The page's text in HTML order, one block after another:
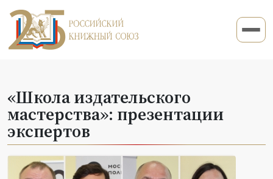
«Школа издательского
мастерства»: презентации
экспертов